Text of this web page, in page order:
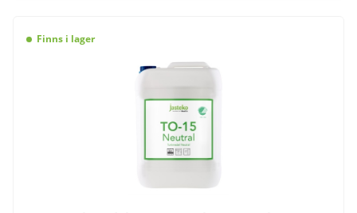
Finns i lager